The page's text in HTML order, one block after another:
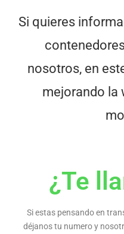
Si quieres
nosotros, en
mejorando la
¿Te
Si estas pensando en
déjanos tu numero y